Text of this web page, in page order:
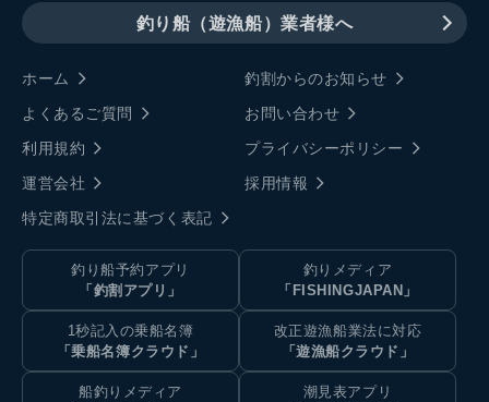
釣り船（遊漁船）業者様へ
ホーム
釣割からのお知らせ
よくあるご質問
お問い合わせ
利用規約
プライバシーポリシー
運営会社
採用情報
特定商取引法に基づく表記
釣り船予約アプリ
「釣割アプリ」
釣りメディア
「FISHINGJAPAN」
1秒記入の乗船名簿
「乗船名簿クラウド」
改正遊漁船業法に対応
「遊漁船クラウド」
船釣りメディア
潮見表アプリ